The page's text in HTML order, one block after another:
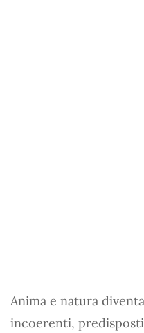
Anima e natura
incoerenti,